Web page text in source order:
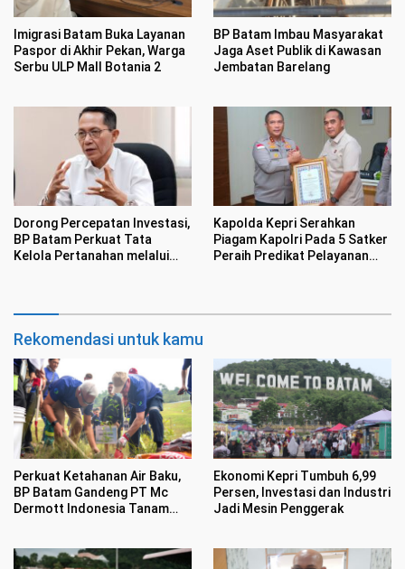
Imigrasi Batam Buka Layanan
Paspor di Akhir Pekan, Warga
Serbu ULP Mall Botania 2
BP Batam Imbau Masyarakat
Jaga Aset Publik di Kawasan
Jembatan Barelang
Dorong Percepatan Investasi,
BP Batam Perkuat Tata
Kelola Pertanahan melalui
Kapolda Kepri Serahkan
Piagam Kapolri Pada 5 Satker
Peraih Predikat Pelayanan
Rekomendasi untuk kamu
Perkuat Ketahanan Air Baku,
BP Batam Gandeng PT Mc
Dermott Indonesia Tanam
Ekonomi Kepri Tumbuh 6,99
Persen, Investasi dan Industri
Jadi Mesin Penggerak